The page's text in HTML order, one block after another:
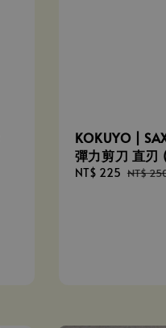
KOKUYO |
彈力剪刀 直刃
Sale
NT$ 225 NT$